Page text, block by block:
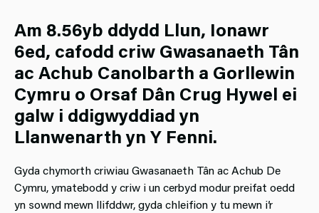
Am 8.56yb ddydd Llun, Ionawr
6ed, cafodd criw Gwasanaeth Tân
ac Achub Canolbarth a Gorllewin
Cymru o Orsaf Dân Crug Hywel ei
galw i ddigwyddiad yn
Llanwenarth yn Y Fenni.
Gyda chymorth criwiau Gwasanaeth Tân ac Achub De
Cymru, ymatebodd y criw i un cerbyd modur preifat oedd
yn sownd mewn llifddwr, gyda chleifion y tu mewn i’r